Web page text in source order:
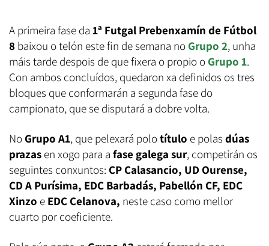
A primeira fase da 1ª Futgal Prebenxamín de Fútbol
8 baixou o telón este fin de semana no Grupo 2, unha
máis tarde despois de que fixera o propio o Grupo 1.
Con ambos concluídos, quedaron xa definidos os tres
bloques que conformarán a segunda fase do
campionato, que se disputará a dobre volta.
No Grupo A1, que pelexará polotítulo e polas dúas
prazas en xogo para a fase galega sur, competirán os
seguintes conxuntos: CP Calasancio, UD Ourense,
CD A Purísima, EDC Barbadás, Pabellón CF, EDC
Xinzo e EDC Celanova, neste caso como mellor
cuarto por coeficiente.